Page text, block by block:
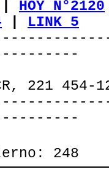
HOY N°2120
LINK 5
221 454-
248